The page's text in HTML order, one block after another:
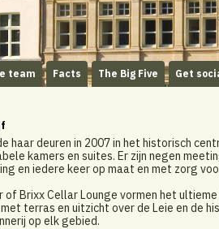
team Facts The Big Five Get
haar deuren in 2007 in het historisch
kamers en suites. Er zijn negen
en iedere keer op maat en met zorg
of Brixx Cellar Lounge vormen het
terras en uitzicht over de Leie en de
op elk gebied.